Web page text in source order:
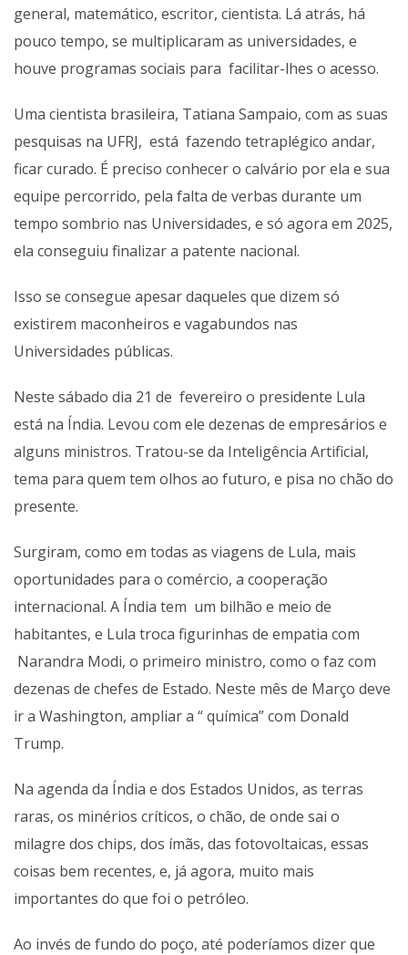
general, matemático, escritor, cientista. Lá atrás, há
pouco tempo, se multiplicaram as universidades, e
houve programas sociais para facilitar-lhes o acesso.
Uma cientista brasileira, Tatiana Sampaio, com as suas
pesquisas na UFRJ, está fazendo tetraplégico andar,
ficar curado. É preciso conhecer o calvário por ela e sua
equipe percorrido, pela falta de verbas durante um
tempo sombrio nas Universidades, e só agora em 2025,
ela conseguiu finalizar a patente nacional.
Isso se consegue apesar daqueles que dizem só
existirem maconheiros e vagabundos nas
Universidades públicas.
Neste sábado dia 21 de fevereiro o presidente Lula
está na Índia. Levou com ele dezenas de empresários e
alguns ministros. Tratou-se da Inteligência Artificial,
tema para quem tem olhos ao futuro, e pisa no chão do
presente.
Surgiram, como em todas as viagens de Lula, mais
oportunidades para o comércio, a cooperação
internacional. A Índia tem um bilhão e meio de
habitantes, e Lula troca figurinhas de empatia com
Narandra Modi, o primeiro ministro, como o faz com
dezenas de chefes de Estado. Neste mês de Março deve
ir a Washington, ampliar a “ química” com Donald
Trump.
Na agenda da Índia e dos Estados Unidos, as terras
raras, os minérios críticos, o chão, de onde sai o
milagre dos chips, dos ímãs, das fotovoltaicas, essas
coisas bem recentes, e, já agora, muito mais
importantes do que foi o petróleo.
Ao invés de fundo do poço, até poderíamos dizer que